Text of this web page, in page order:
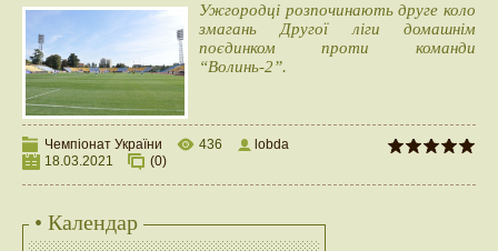
Ужгородці розпочинають друге коло
змагань Другої ліги домашнім
поєдинком проти команди
“Волинь-2”.
Чемпіонат України 436
lobda
18.03.2021
(0)
• Календар